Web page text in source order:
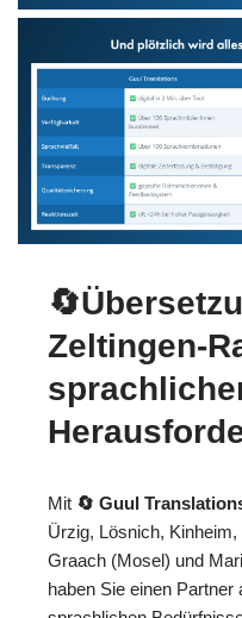
Zeltingen-
Mit 🔄 Guul
Ürzig, Lösnich,
Graach (Mosel) und
haben Sie einen